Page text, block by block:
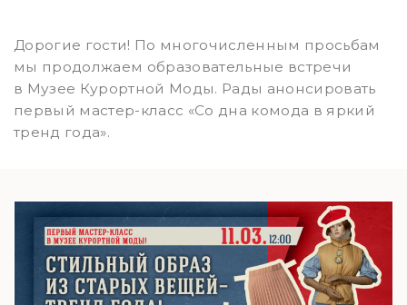
Дорогие гости! По многочисленным просьбам
мы продолжаем образовательные встречи
в Музее Курортной Моды. Рады анонсировать
первый мастер-класс «Со дна комода в яркий
тренд года».